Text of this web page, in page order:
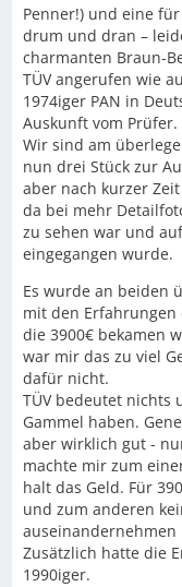
Penner!) und eine
drum und dran –
charmanten Braun-
TÜV angerufen wie
1974iger PAN in
Auskunft vom Prüfer.
Wir sind am
nun drei Stück zur
aber nach kurzer
da bei mehr
zu sehen war und
eingegangen wurde.
Es wurde an beiden
mit den Erfahrungen
die 3900€ bekamen
war mir das zu viel
dafür nicht.
TÜV bedeutet nichts
Gammel haben.
aber wirklich gut -
machte mir zum
halt das Geld. Für
und zum anderen
auseinandernehmen
Zusätzlich hatte die
1990iger.